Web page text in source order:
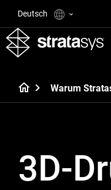
Deutsch
Warum
3D-